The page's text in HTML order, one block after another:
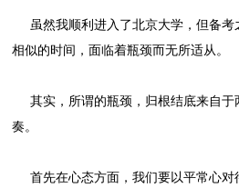
虽然我顺利进入了北京大学，但备考
相似的时间，面临着瓶颈而无所适从。
其实，所谓的瓶颈，归根结底来自于
奏。
首先在心态方面，我们要以平常心对